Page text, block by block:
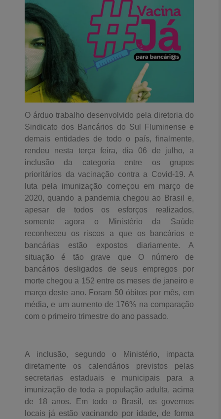
O árduo trabalho desenvolvido pela diretoria do
Sindicato dos Bancários do Sul Fluminense e
demais entidades de todo o país, finalmente,
rendeu nesta terça feira, dia 06 de julho, a
inclusão da categoria entre os grupos
prioritários da vacinação contra a Covid-19. A
luta pela imunização começou em março de
2020, quando a pandemia chegou ao Brasil e,
apesar de todos os esforços realizados,
somente agora o Ministério da Saúde
reconheceu os riscos a que os bancários e
bancárias estão expostos diariamente. A
situação é tão grave que O número de
bancários desligados de seus empregos por
morte chegou a 152 entre os meses de janeiro e
março deste ano. Foram 50 óbitos por mês, em
média, e um aumento de 176% na comparação
com o primeiro trimestre do ano passado.
A inclusão, segundo o Ministério, impacta
diretamente os calendários previstos pelas
secretarias estaduais e municipais para a
imunização de toda a população adulta, acima
de 18 anos. Em todo o Brasil, os governos
locais já estão vacinando por idade, de forma